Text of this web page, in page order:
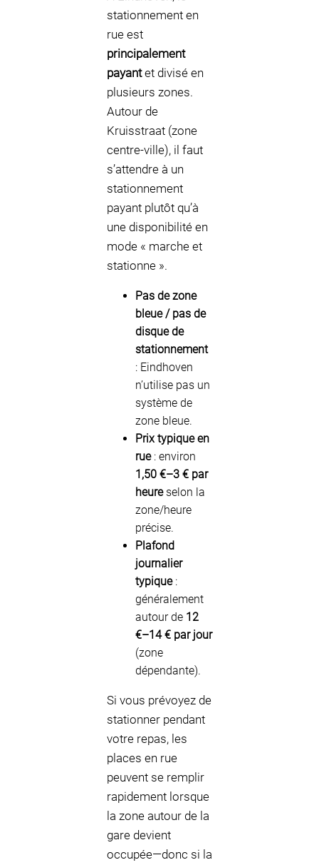
stationnement en
rue est
principalement
payantet divisé en
plusieurs zones.
Autour de
Kruisstraat (zone
centre-ville), il faut
s’attendre à un
stationnement
payant plutôt qu’à
une disponibilité en
mode « marche et
stationne ».
Pas de zone
bleue / pas de
disque de
stationnement
: Eindhoven
n’utilise pas un
système de
zone bleue.
Prix typique en
rue: environ
1,50 €–3 € par
heureselon la
zone/heure
précise.
Plafond
journalier
typique:
généralement
autour de 12
€–14 € par jour
(zone
dépendante).
Si vous prévoyez de
stationner pendant
votre repas, les
places en rue
peuvent se remplir
rapidement lorsque
la zone autour de la
gare devient
occupée—donc si la